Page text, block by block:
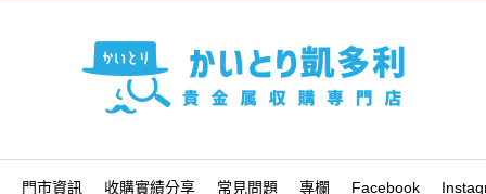
門市資訊 收購實績分享 常見問題 專欄 Facebook